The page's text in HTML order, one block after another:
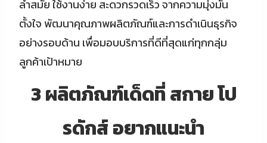
ล้ำสมัย ใช้งานง่าย สะดวกรวดเร็ว จากความมุ่งมั่น
ตั้งใจ พัฒนาคุณภาพผลิตภัณฑ์และการดำเนินธุรกิจ
อย่างรอบด้าน เพื่อมอบบริการที่ดีที่สุดแก่ทุกกลุ่ม
ลูกค้าเป้าหมาย
3 ผลิตภัณฑ์เด็ดที่ สกาย โป
รดักส์ อยากแนะนำ